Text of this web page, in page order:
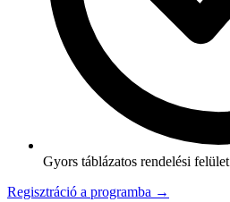
Gyors táblázatos rendelési felület
Regisztráció a programba →